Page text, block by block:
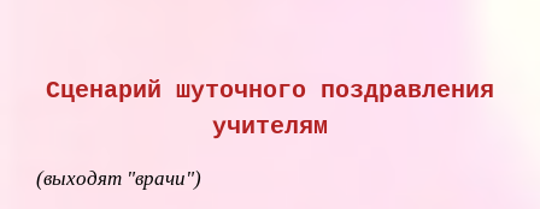
Сценарий шуточного поздравления
учителям
(выходят "врачи")